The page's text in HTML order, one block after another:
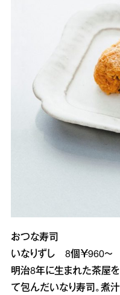
おつな寿司
いなりずし 8個￥960～
明治8年に生まれた茶屋
て包んだいなり寿司。煮